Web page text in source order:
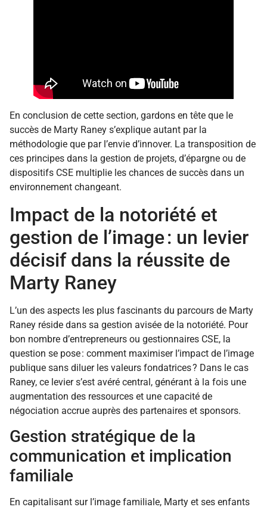
En conclusion de cette section, gardons en tête que le
succès de Marty Raney s’explique autant par la
méthodologie que par l’envie d’innover. La transposition de
ces principes dans la gestion de projets, d’épargne ou de
dispositifs CSE multiplie les chances de succès dans un
environnement changeant.
Impact de la notoriété et
gestion de l’image : un levier
décisif dans la réussite de
Marty Raney
L’un des aspects les plus fascinants du parcours de Marty
Raney réside dans sa gestion avisée de la notoriété. Pour
bon nombre d’entrepreneurs ou gestionnaires CSE, la
question se pose : comment maximiser l’impact de l’image
publique sans diluer les valeurs fondatrices ? Dans le cas
Raney, ce levier s’est avéré central, générant à la fois une
augmentation des ressources et une capacité de
négociation accrue auprès des partenaires et sponsors.
Gestion stratégique de la
communication et implication
familiale
En capitalisant sur l’image familiale, Marty et ses enfants